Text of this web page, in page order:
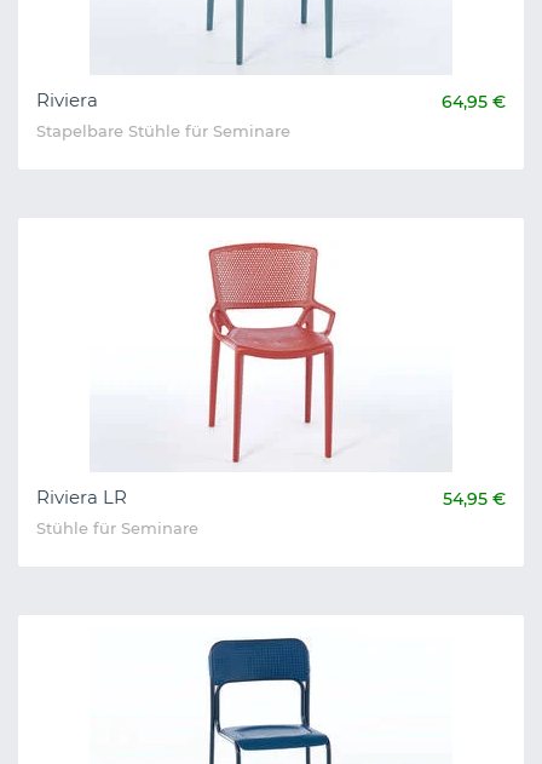
Riviera 64,95 €
Stapelbare Stühle für Seminare
Riviera LR 54,95 €
Stühle für Seminare